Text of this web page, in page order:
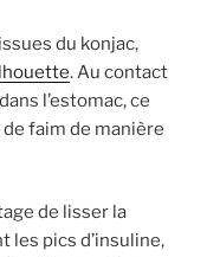
du konjac,
. Au contact
l’estomac, ce
faim de manière
de lisser la
les pics d’insuline,